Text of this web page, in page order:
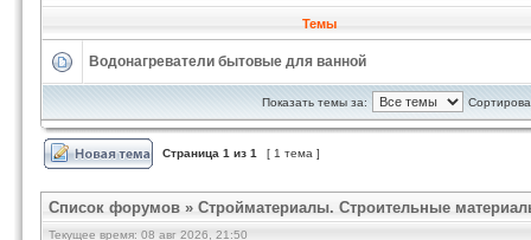
Темы
Водонагреватели бытовые для ванной
Показать темы за:
Страница 1 из 1 [ 1 тема ]
Список форумов » Стройматериалы. Строительные
Текущее время: 08 авг 2026, 21:50